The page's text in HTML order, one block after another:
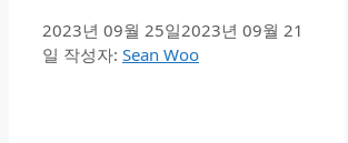
2023년 09월 25일2023년 09월 21
일 작성자: Sean Woo